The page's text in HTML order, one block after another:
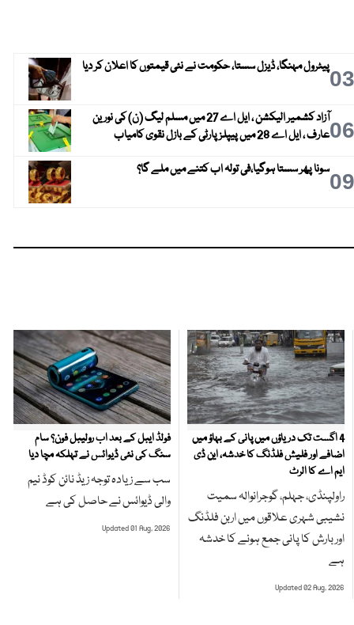
03پیٹرول مہنگا، ڈیزل سستا، حکومت نے نئی قیمتوں کا اعلان کر دیا
06
آزاد کشمیر الیکشن ، ایل اے 27 میں مسلم لیگ (ن) کی نورین
عارف ، ایل اے 28 میں پیپلز پارٹی کے بازل نقوی کامیاب
09سونا پھر سستا ہوگیا،فی تولہ اب کتنے میں ملے گا؟
4 اگست تک دریاؤں میں پانی کے بہاؤ میں
اضافے اور فلیش فلڈنگ کا خدشہ، این ڈی
ایم اے کا الرٹ
راولپنڈی، جہلم، گوجرانوالہ سمیت
نشیبی شہری علاقوں میں اربن فلڈنگ
اور بارش کا پانی جمع ہونے کا خدشہ
ہے
Updated 02 Aug, 2026
فولڈ ایبل کے بعد اب رولیبل فون؟ سام
سنگ کی نئی ڈیوائس نے تہلکہ مچا دیا
سب سے زیادہ توجہ زیڈ نائن کوڈ نیم
والی ڈیوائس نے حاصل کی ہے
Updated 01 Aug, 2026